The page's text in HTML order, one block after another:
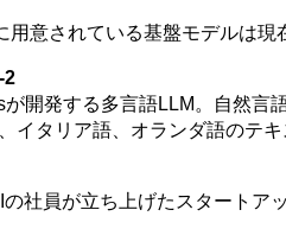
意されている基盤モデルは現
2
開発する多言語LLM。自然言
イタリア語、オランダ語のテキ
社員が立ち上げたスタートア